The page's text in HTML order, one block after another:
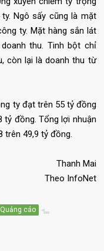
Ngô sấy cũng là mặt
ty. Mặt hàng sắn lát
thu. Tinh bột chỉ
còn lại là doanh thu từ
ty đạt trên 55 tỷ đồng
tỷ đồng. Tổng lợi nhuận
trên 49,9 tỷ đồng.
Thanh Mai
Theo InfoNet
Quảng cáo